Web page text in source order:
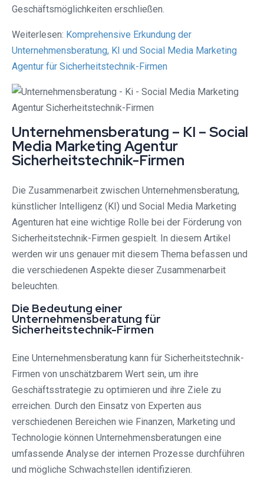
Geschäftsmöglichkeiten erschließen.
Weiterlesen: Komprehensive Erkundung der
Unternehmensberatung, KI und Social Media Marketing
Agentur für Sicherheitstechnik-Firmen
Unternehmensberatung – KI – Social
Media Marketing Agentur
Sicherheitstechnik-Firmen
Die Zusammenarbeit zwischen Unternehmensberatung,
künstlicher Intelligenz (KI) und Social Media Marketing
Agenturen hat eine wichtige Rolle bei der Förderung von
Sicherheitstechnik-Firmen gespielt. In diesem Artikel
werden wir uns genauer mit diesem Thema befassen und
die verschiedenen Aspekte dieser Zusammenarbeit
beleuchten.
Die Bedeutung einer
Unternehmensberatung für
Sicherheitstechnik-Firmen
Eine Unternehmensberatung kann für Sicherheitstechnik-
Firmen von unschätzbarem Wert sein, um ihre
Geschäftsstrategie zu optimieren und ihre Ziele zu
erreichen. Durch den Einsatz von Experten aus
verschiedenen Bereichen wie Finanzen, Marketing und
Technologie können Unternehmensberatungen eine
umfassende Analyse der internen Prozesse durchführen
und mögliche Schwachstellen identifizieren.